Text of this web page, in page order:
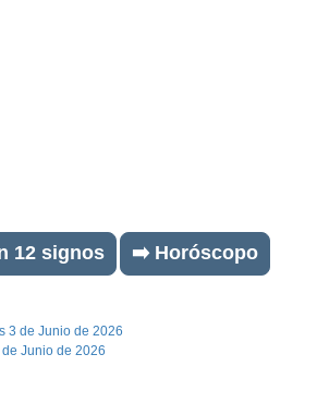
12 signos ➡️ Horóscopo
3 de Junio de 2026
Junio de 2026